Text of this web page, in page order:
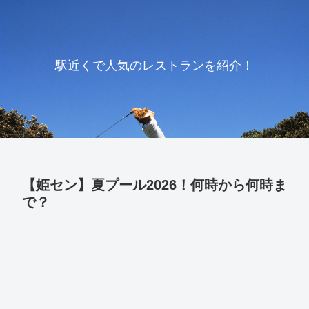
駅近くで人気のレストランを紹介！
【姫セン】夏プール2026！何時から何時ま
で？